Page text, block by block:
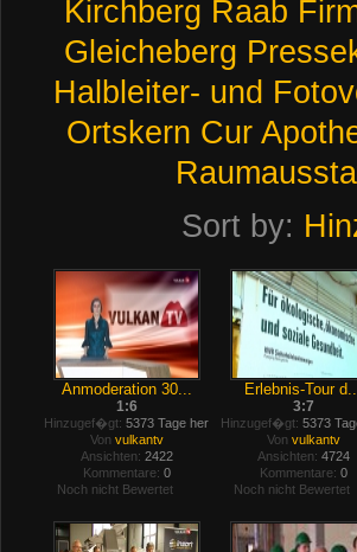
Kirchberg Raab
Gleicheberg
Halbleiter- und
Ortskern Cur
Sort by:
Anmoderation 30...
1:6
Hinzugef�gt: 5373 Tage her
Von vulkantv
Ansichten: 2422
Kommentare: 0
Noch nicht Bewertet
Erlebnis-Tour
3:7
Hinzugef�gt: 5373
Von vulkantv
Ansichten: 4724
Kommentare: 0
Noch nicht Bewertet